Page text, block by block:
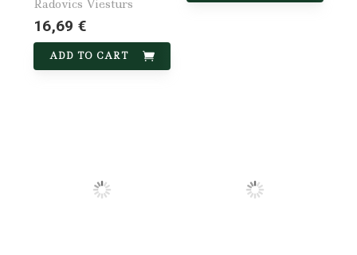
Radovics Viesturs
16,69 €
ADD TO CART